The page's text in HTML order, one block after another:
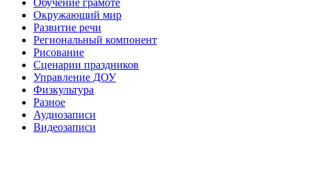
Окружающий мир
Развитие речи
Региональный компонент
Рисование
Сценарии праздников
Управление ДОУ
Физкультура
Разное
Аудиозаписи
Видеозаписи